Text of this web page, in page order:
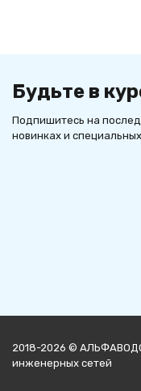
Будьте в
Подпишитесь на
новинках и
2018-2026 ©
инженерных сетей